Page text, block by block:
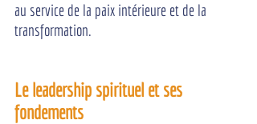
au service de la paix intérieure et de la
transformation.
Le leadership spirituel et ses
fondements